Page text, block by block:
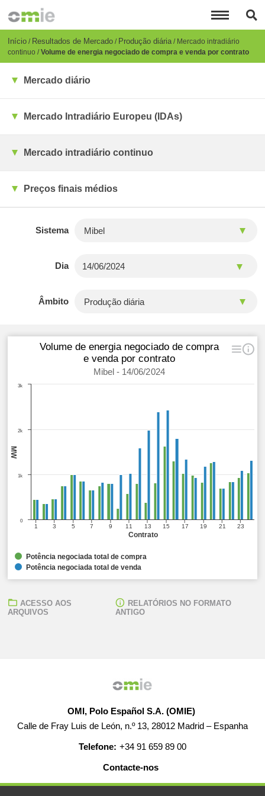
para
conteúdo
principal
Breadcrumb
Início Resultados de Mercado Produção diária Mercado intradiário
continuo Volume de energia negociado de compra e venda por contrato
Mercado diário
Mercado Intradiário Europeu (IDAs)
Mercado intradiário continuo
Preços finais médios
Sistema
Dia
Âmbito
Contrato
MW
Volume de energia negociado de compra
e venda por contrato
Mibel - 14/06/2024
1 3 5 7 9 11 13 15 17 19 21 23
0
1k
2k
3k
Potência negociada total de compra
Potência negociada total de venda
ACESSO AOS
ARQUIVOS
RELATÓRIOS NO FORMATO
ANTIGO
OMI, Polo Español S.A. (OMIE)
Calle de Fray Luis de León, n.º 13, 28012 Madrid – Espanha
Telefone: +34 91 659 89 00
Contacte-nos